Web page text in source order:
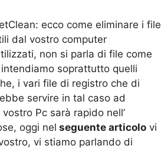
non si parla di file come
soprattutto quelli
i vari file di registro che di
servire in tal caso ad
Pc sarà rapido nell’
oggi nel seguente articolo vi
vi stiamo parlando di